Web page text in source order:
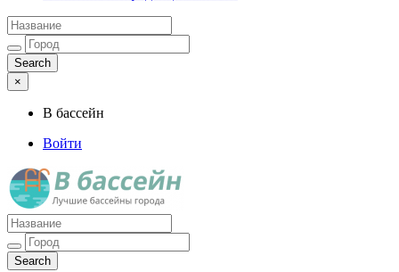
×
В бассейн
Войти
Лучшие бассейны города